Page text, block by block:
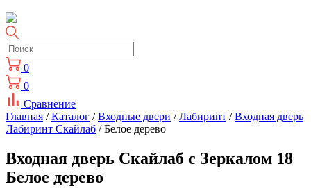
0
0
Сравнение
Главная /Каталог /Входные двери /Лабиринт /Входная дверь
Лабиринт Скайлаб / Белое дерево
Входная дверь Скайлаб с Зеркалом 18
Белое дерево